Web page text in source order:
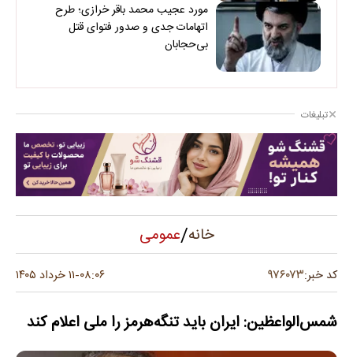
مورد عجیب محمد باقر خرازی؛ طرح
اتهامات جدی و صدور فتوای قتل
بی‌حجابان
تبلیغات
خانه/عمومی
کد خبر:۹۷۶۰۷۳ ۰۸:۰۶-۱۱ خرداد ۱۴۰۵
شمس‌الواعظین: ایران باید تنگه‌هرمز را ملی اعلام کند